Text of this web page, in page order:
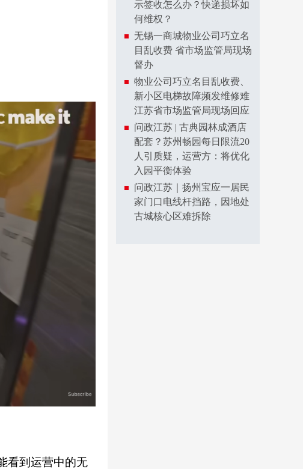
看到运营中的无
示签收怎么办？快递损坏如
何维权？
无锡一商城物业公司巧立名
目乱收费 省市场监管局现场
督办
物业公司巧立名目乱收费、
新小区电梯故障频发维修难
江苏省市场监管局现场回应
问政江苏 | 古典园林成酒店
配套？苏州畅园每日限流20
人引质疑，运营方：将优化
入园平衡体验
问政江苏｜扬州宝应一居民
家门口电线杆挡路，因地处
古城核心区难拆除